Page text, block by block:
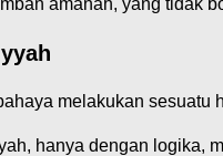
melakukan
hanya dengan logika,